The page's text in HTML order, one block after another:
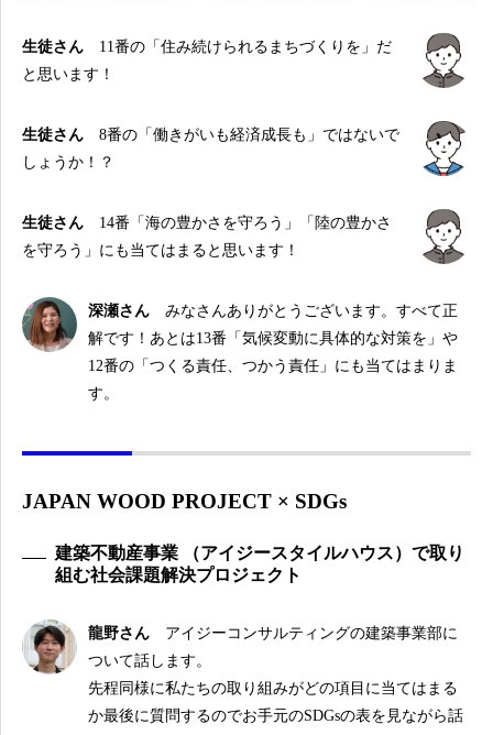
生徒さん 11番の「住み続けられるまちづくりを」だ
と思います！
生徒さん 8番の「働きがいも経済成長も」ではないで
しょうか！？
生徒さん 14番「海の豊かさを守ろう」「陸の豊かさ
を守ろう」にも当てはまると思います！
深瀬さん みなさんありがとうございます。すべて正
解です！あとは13番「気候変動に具体的な対策を」や
12番の「つくる責任、つかう責任」にも当てはまりま
す。
JAPAN WOOD PROJECT × SDGs
建築不動産事業 （アイジースタイルハウス）で取り
組む社会課題解決プロジェクト
龍野さん アイジーコンサルティングの建築事業部に
ついて話します。
先程同様に私たちの取り組みがどの項目に当てはまる
か最後に質問するのでお手元のSDGsの表を見ながら話